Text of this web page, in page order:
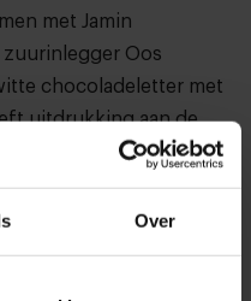
Over
met Jamin
Oos
chocoladeletter met
uitdrukking aan de
Lees hier meer over de